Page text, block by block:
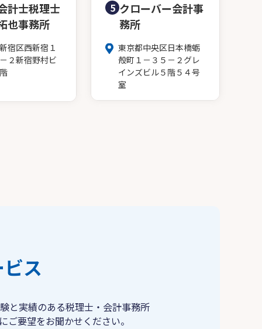
計士税理士
也事務所
宿区西新宿１
２新宿野村ビ
5 クローバー会計事
務所
東京都中央区日本橋蛎
殻町１－３５－２グレ
インズビル５階５４号
室
ス
と実績のある税理士・会計事務所
ご要望をお聞かせください。